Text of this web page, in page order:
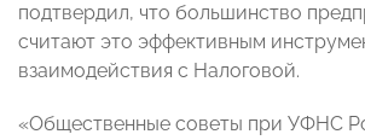
подтвердил, что большинство
считают это эффективным
взаимодействия с Налоговой.
«Общественные советы при УФНС